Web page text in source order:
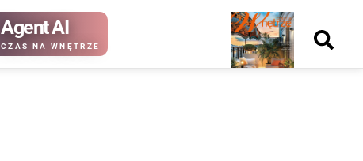
Agent AI
CZAS NA WNĘTRZE
Nowy
numer